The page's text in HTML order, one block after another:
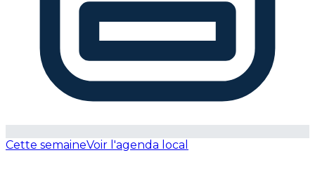
Cette semaineVoir l'agenda local